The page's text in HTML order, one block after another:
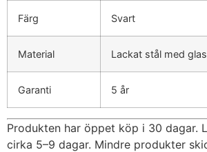
Färg Svart
Material Lackat stål med glas
Garanti 5 år
Produkten har öppet köp i 30 dagar.
cirka 5–9 dagar. Mindre produkter